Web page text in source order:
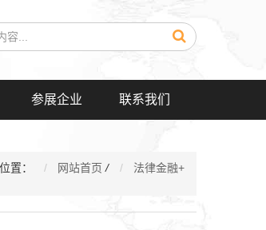
参展企业 联系我们
置： 网站首页 / 法律金融+